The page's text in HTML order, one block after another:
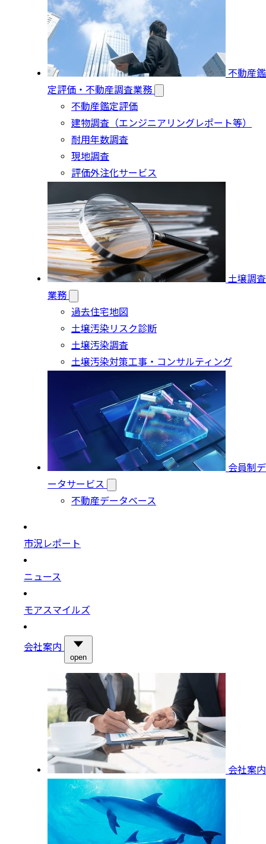
不動産鑑
定評価・不動産調査業務
不動産鑑定評価
建物調査（エンジニアリングレポート等）
耐用年数調査
現地調査
評価外注化サービス
土壌調査
業務
過去住宅地図
土壌汚染リスク診断
土壌汚染調査
土壌汚染対策工事・コンサルティング
会員制デ
ータサービス
不動産データベース
市況レポート
ニュース
モアスマイルズ
会社案内
open
会社案内